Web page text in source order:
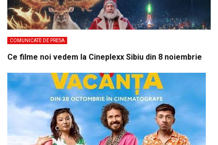
COMUNICATE DE PRESA
Ce filme noi vedem la Cineplexx Sibiu din 8 noiembrie